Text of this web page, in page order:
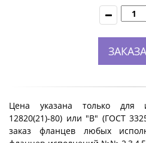
Цена указана только
12820(21)-80) или "B" (ГОСТ
заказ фланцев любых